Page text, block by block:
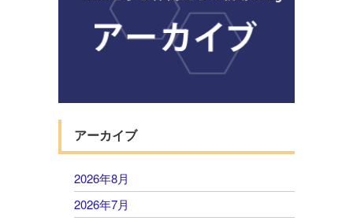
アーカイブ
2026年8月
2026年7月